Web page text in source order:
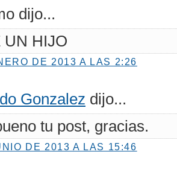
dijo...
UN HIJO
DE 2013 A LAS 2:26
Gonzalez dijo...
tu post, gracias.
DE 2013 A LAS 15:46